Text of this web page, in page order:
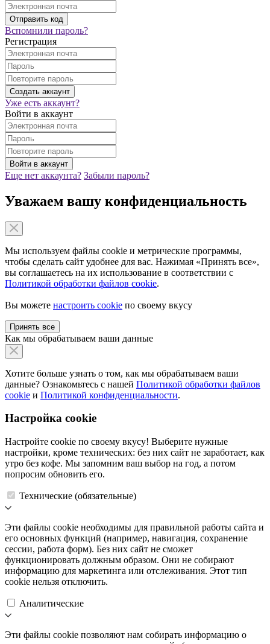
Вспомнили пароль?
Регистрация
Уже есть аккаунт?
Войти в аккаунт
Еще нет аккаунта? Забыли пароль?
Уважаем вашу конфиденциальность
Мы используем файлы cookie и метрические программы,
чтобы сделать сайт удобнее для вас. Нажимая «Принять все»,
вы соглашаетесь на их использование в соответствии с
Политикой обработки файлов cookie.
Вы можете настроить cookie по своему вкусу
Принять все
Как мы обрабатываем ваши данные
Хотите больше узнать о том, как мы обрабатываем ваши
данные? Ознакомьтесь с нашей Политикой обработки файлов
cookie и Политикой конфиденциальности.
Настройка cookie
Настройте cookie по своему вкусу! Выберите нужные
настройки, кроме технических: без них сайт не заработает, как
утро без кофе. Мы запомним ваш выбор на год, а потом
попросим обновить его.
Технические (обязательные)
Эти файлы cookie необходимы для правильной работы сайта и
его основных функций (например, навигация, сохранение
сессии, работа форм). Без них сайт не сможет
функционировать должным образом. Они не собирают
информацию для маркетинга или отслеживания. Этот тип
cookie нельзя отключить.
Аналитические
Эти файлы cookie позволяют нам собирать информацию о